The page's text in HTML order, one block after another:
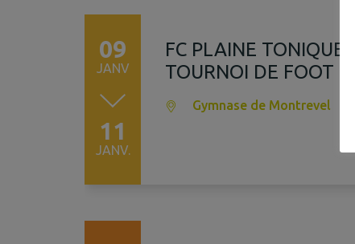
09
JANV
11
JANV.
FC PLAINE TONIQUE –
TOURNOI DE FOOT
Gymnase de Montrevel